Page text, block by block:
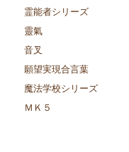
霊能者シリーズ
靈氣
音叉
願望実現合言葉
魔法学校シリーズ
ＭＫ５